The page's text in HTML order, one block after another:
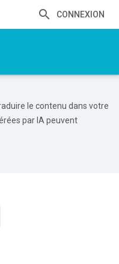
CONNEXION
le contenu dans votre
par IA peuvent